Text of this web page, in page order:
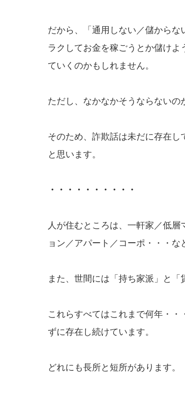
だから、「通用しない／儲からな
ラクしてお金を稼ごうとか儲けよ
ていくのかもしれません。
ただし、なかなかそうならないの
そのため、詐欺話は未だに存在
と思います。
・・・・・・・・・・
人が住むところは、一軒家／低
ョン／アパート／コーポ・・・な
また、世間には「持ち家派」と「
これらすべてはこれまで何年・
ずに存在し続けています。
どれにも長所と短所があります。